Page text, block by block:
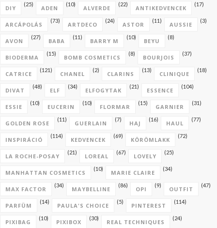
DIY
(25)
ADEN
(10)
ALVERDE
(22)
ANTIKEDVENCEK
(17)
ARCÁPOLÁS
(73)
ARTDECO
(24)
ASTOR
(11)
AUSSIE
(3)
AVON
(27)
BABA
(11)
BARRY M
(10)
BEYU
(8)
BIODERMA
(15)
BOMB COSMETICS
(8)
BOURJOIS
(37)
CATRICE
(121)
CHANEL
(2)
CLARINS
(13)
CLINIQUE
(18)
DIVAT
(48)
ELF
(34)
ELFOGYTAK
(21)
ESSENCE
(104)
ESSIE
(10)
EUCERIN
(10)
FLORMAR
(15)
GARNIER
(31)
GOLDEN ROSE
(11)
GUERLAIN
(7)
HAJ
(16)
HAUL
(77)
INSPIRÁCIÓ
(114)
KEDVENCEK
(69)
KÖRÖMLAKK
(72)
LA ROCHE-POSAY
(21)
LOREAL
(67)
LOVELY
(25)
MANHATTAN COSMETICS
(10)
MARIE CLAIRE
(34)
MAX FACTOR
(34)
MAYBELLINE
(86)
OPI
(9)
OUTFIT
(47)
PARFÜM
(14)
PAULA'S CHOICE
(5)
PINTEREST
(114)
PIXIBAG
(10)
PIXIBOX
(30)
REAL TECHNIQUES
(24)